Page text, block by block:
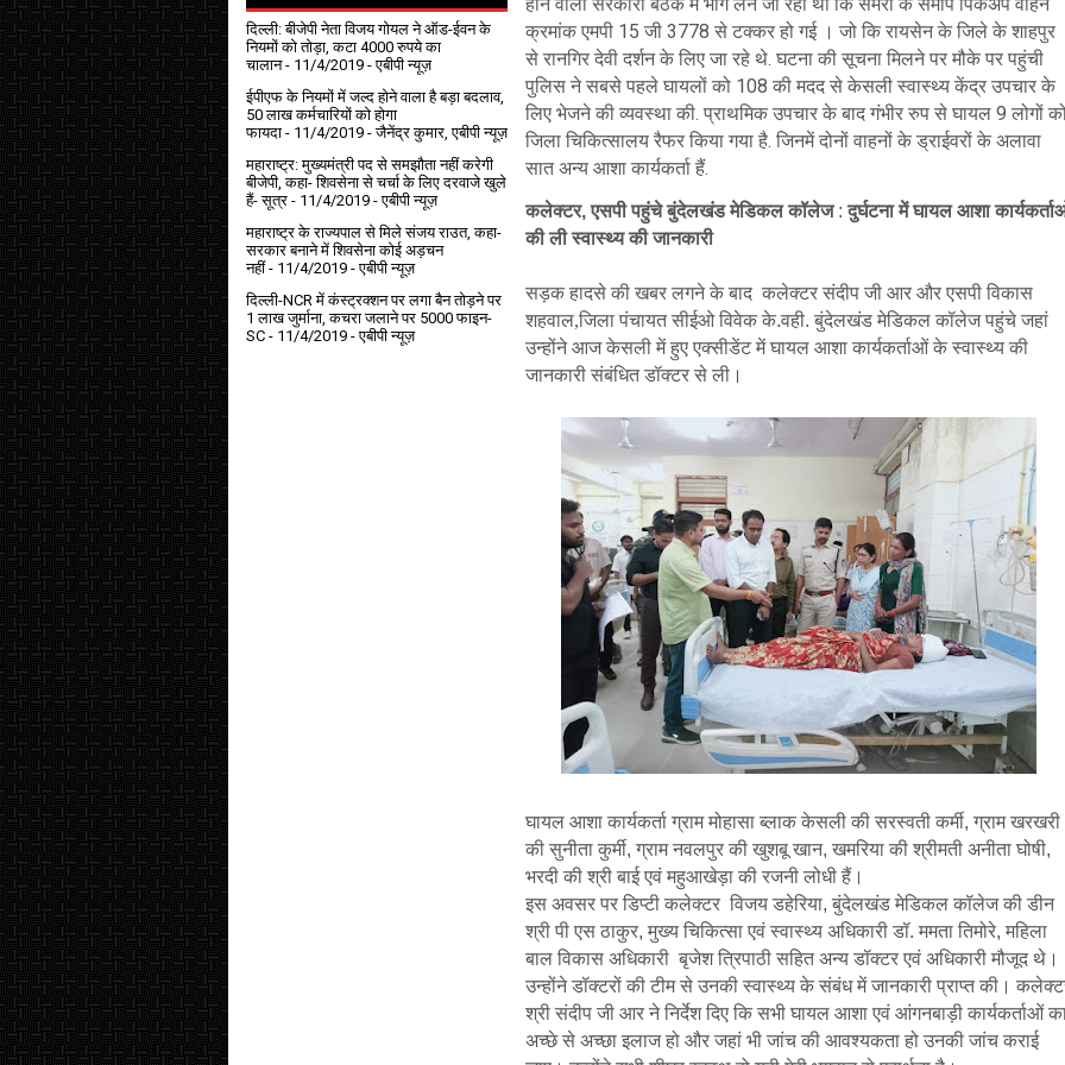
क्रमांक एमपी 15 जी 3778 से टक्कर हो गई । जो कि रायसेन के जिले के शाहपुर
से रानगिर देवी दर्शन के लिए जा रहे थे. घटना की सूचना मिलने पर मौके पर पहुंची
पुलिस ने सबसे पहले घायलों को 108 की मदद से केसली स्वास्थ्य केंद्र उपचार के
लिए भेजने की व्यवस्था की. प्राथमिक उपचार के बाद गंभीर रुप से घायल 9 लोगों
जिला चिकित्सालय रैफर किया गया है. जिनमें दोनों वाहनों के ड्राईवरों के अलावा
सात अन्य आशा कार्यकर्ता हैं.
कलेक्टर, एसपी पहुंचे बुंदेलखंड मेडिकल कॉलेज:दुर्घटना में घायल आशा
की ली स्वास्थ्य की जानकारी
सड़क हादसे की खबर लगने के बाद कलेक्टर संदीप जी आर और एसपी विकास
शहवाल,जिला पंचायत सीईओविवेक के.वही. बुंदेलखंड मेडिकल कॉलेज पहुंचे जहां
उन्होंने आज केसली में हुए एक्सीडेंट में घायल आशा कार्यकर्ताओं के स्वास्थ्य की
जानकारी संबंधित डॉक्टर से ली।
घायल आशा कार्यकर्ता ग्राम मोहासा ब्लाक केसली की सरस्वती कर्मी, ग्राम खरखरी
की सुनीता कुर्मी, ग्राम नवलपुर की खुशबू खान, खमरिया की श्रीमती अनीता घोषी,
भरदी की श्री बाई एवं महुआखेड़ा की रजनी लोधी हैं।
इस अवसर पर डिप्टी कलेक्टर विजय डहेरिया, बुंदेलखंड मेडिकल कॉलेज की डीन
श्री पी एस ठाकुर, मुख्य चिकित्सा एवं स्वास्थ्य अधिकारी डॉ. ममता तिमोरे, महिला
बाल विकास अधिकारी बृजेश त्रिपाठी सहित अन्य डॉक्टर एवं अधिकारी मौजूद थे।
उन्होंने डॉक्टरों की टीम से उनकी स्वास्थ्य के संबंध में जानकारी प्राप्त की।
श्री संदीप जी आर ने निर्देश दिए कि सभी घायल आशा एवं आंगनबाड़ी कार्यकर्ताओं
अच्छे से अच्छा इलाज हो और जहां भी जांच की आवश्यकता हो उनकी जांच कराई
दिल्ली: बीजेपी नेता विजय गोयल ने ऑड-ईवन के
नियमों को तोड़ा, कटा 4000 रुपये का
चालान- 11/4/2019 - एबीपी न्यूज़
ईपीएफ के नियमों में जल्द होने वाला है बड़ा बदलाव,
50 लाख कर्मचारियों को होगा
फायदा - 11/4/2019 - जैनेंद्र कुमार, एबीपी न्यूज़
महाराष्ट्र: मुख्यमंत्री पद से समझौता नहीं करेगी
बीजेपी, कहा- शिवसेना से चर्चा के लिए दरवाजे खुले
हैं- सूत्र - 11/4/2019 - एबीपी न्यूज़
महाराष्ट्र के राज्यपाल से मिले संजय राउत, कहा-
सरकार बनाने में शिवसेना कोई अड़चन
नहीं- 11/4/2019 - एबीपी न्यूज़
दिल्ली-NCR में कंस्ट्रक्शन पर लगा बैन तोड़ने पर
1 लाख जुर्माना, कचरा जलाने पर ₹5000 फाइन-
SC - 11/4/2019 - एबीपी न्यूज़